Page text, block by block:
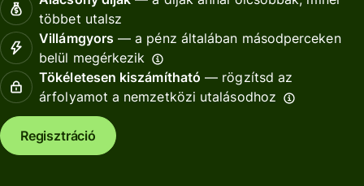
többet utalsz
Villámgyors — a pénz általában másodperceken
belül megérkezik
Tökéletesen kiszámítható — rögzítsd az
árfolyamot a nemzetközi utalásodhoz
Regisztráció